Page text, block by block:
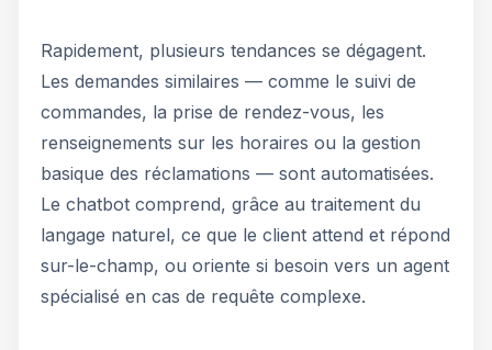
Rapidement, plusieurs tendances se dégagent.
Les demandes similaires — comme le suivi de
commandes, la prise de rendez-vous, les
renseignements sur les horaires ou la gestion
basique des réclamations — sont automatisées.
Le chatbot comprend, grâce au traitement du
langage naturel, ce que le client attend et répond
sur-le-champ, ou oriente si besoin vers un agent
spécialisé en cas de requête complexe.